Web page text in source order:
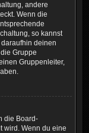
andere
Wenn die
so kannst
deinen
Gruppe
Gruppenleiter,
die Board-
wird. Wenn du eine